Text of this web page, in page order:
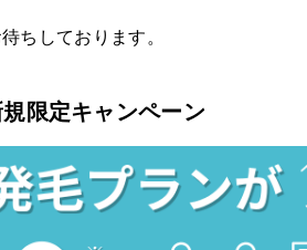
ちしております。
限定キャンペーン